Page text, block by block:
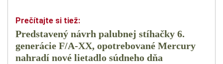
Predstavený návrh palubnej stíhačky 6.
generácie F/A-XX, opotrebované Mercury
nahradí nové lietadlo súdneho dňa